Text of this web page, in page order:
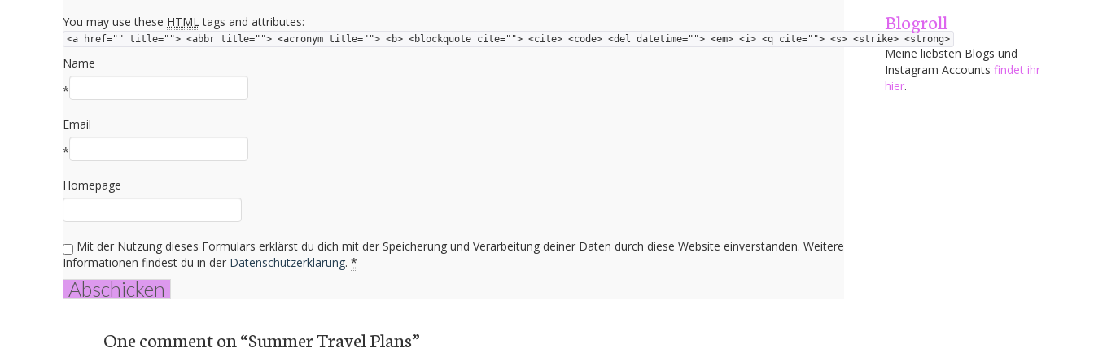
You may use these HTMLtags and attributes:
<a href="" title=""> <abbr title=""> <acronym title=""> <b> <blockquote cite=""> <cite> <code> <del datetime=""> <em> <i> <q cite=""> <s> <strike> <strong>
Name
*
Email
*
Homepage
Mit der Nutzung dieses Formulars erklärst du dich mit der Speicherung und Verarbeitung deiner Daten durch diese Website einverstanden. Weitere
Informationen findest du in der Datenschutzerklärung. *
One comment on “Summer Travel Plans”
Blogroll
Meine liebsten Blogs und
Instagram Accounts findet ihr
hier.